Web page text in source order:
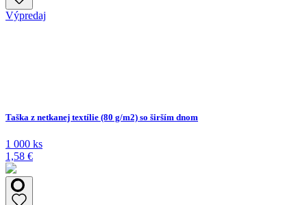
Výpredaj
Taška z netkanej textílie (80 g/m2) so širším dnom
1 000 ks
1,58 €